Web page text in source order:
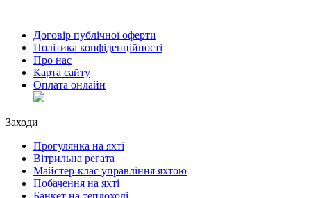
Договір публічної оферти
Політика конфіденційності
Про нас
Карта сайту
Оплата онлайн
Заходи
Прогулянка на яхті
Вітрильна регата
Майстер-клас управління яхтою
Побачення на яхті